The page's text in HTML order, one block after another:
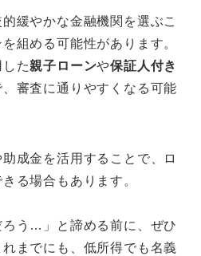
緩やかな金融機関を選ぶこ
組める可能性があります。
した親子ローンや保証人付き
審査に通りやすくなる可能
成金を活用することで、ロ
る場合もあります。
ろう…」と諦める前に、ぜひ
までにも、低所得でも名義